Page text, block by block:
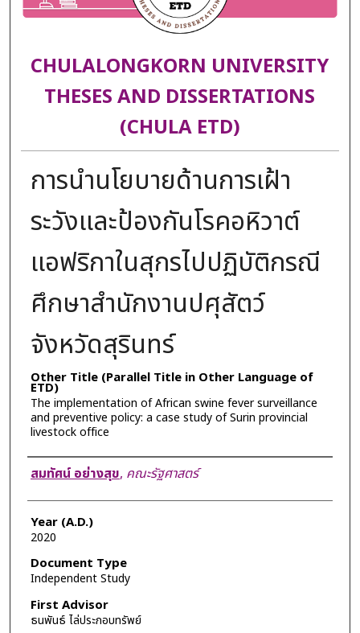
CHULALONGKORN UNIVERSITY
THESES AND DISSERTATIONS
(CHULA ETD)
การนำนโยบายด้านการเฝ้า
ระวังและป้องกันโรคอหิวาต์
แอฟริกาในสุกรไปปฏิบัติกรณี
ศึกษาสำนักงานปศุสัตว์
จังหวัดสุรินทร์
Other Title (Parallel Title in Other Language of
ETD)
The implementation of African swine fever surveillance
and preventive policy: a case study of Surin provincial
livestock office
Author
สมทัศน์ อย่างสุข, คณะรัฐศาสตร์
Year (A.D.)
2020
Document Type
Independent Study
First Advisor
ธนพันธ์ ไล่ประกอบทรัพย์